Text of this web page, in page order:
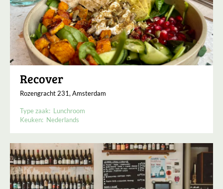
Recover
Rozengracht 231, Amsterdam
Type zaak: Lunchroom
Keuken: Nederlands